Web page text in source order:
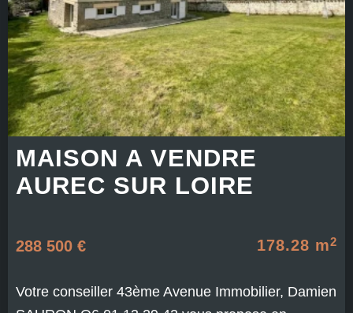
MAISON A VENDRE
AUREC SUR LOIRE
178.28 m2
288 500 €
Votre conseiller 43ème Avenue Immobilier, Damien